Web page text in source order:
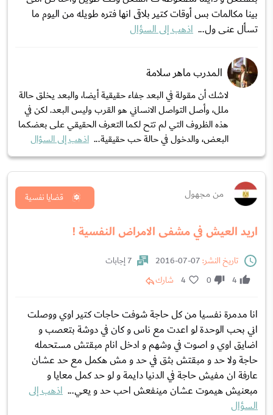
بينا مكالمات بس أوقات كتير بلاقى انها فتره طويله من اليوم ما
تسأل عنى ول... اذهب إلى السؤال
المدرب ماهر سلامة
لاشك أن مقولة في البعد جفاء حقيقية أيضا، والبعد يخلق حالة
ملل، وأصل التواصل الانساني هو القرب وليس البعد. لكن في
هذه الظروف التي لم تتح لكما التعرف الحقيقي على بعضكما
البعض، والدخول في حالة حب حقيقية... اذهب إلى السؤال
من مجهول
اريد العيش في مشفى الامراض النفسية !
قضايا نفسية
تاريخ النشر:
7 إجابات
4
0
4 شارك
انا مدمرة نفسيا من كل حاجة شوفت حاجات كتير اوي ووصلت
اني بحب الوحدة لو اعدت مع ناس و كان في دوشة بتعصب و
اضايق اوي و اصوت في وشهم و ادخل انام مبقتش مستحمله
حاجة ولا حد و مبقتش بثق في حد و مش هكمل مع حد عشان
عارفة ان مفيش حاجة في الدنيا دايمة و لو حد كمل معايا و
مبعنيش هيموت عشان مينفعش احب حد و يعي... اذهب إلى
السؤال